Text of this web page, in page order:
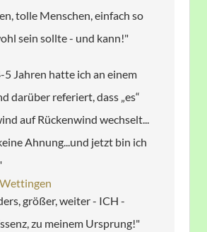
tolle Menschen, einfach so
sein sollte - und kann!"
5 Jahren hatte ich an einem
darüber referiert, dass „es“
auf Rückenwind wechselt...
Ahnung...und jetzt bin ich
größer, weiter - ICH -
zu meinem Ursprung!"